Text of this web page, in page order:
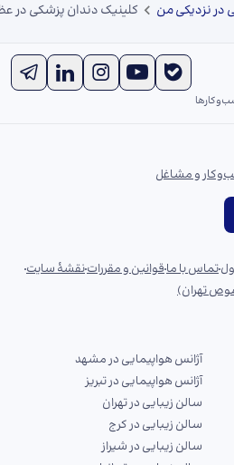
در نزدیکی من کلینیک دندان پزشکی در
و مشاغل
تماس با ماقوانین و مقرراتنقشهٔ سایت
تهران)
آژانس هواپیمایی در مشهد
آژانس هواپیمایی در تبریز
سالن زیبایی در تهران
سالن زیبایی در کرج
سالن زیبایی در شیراز